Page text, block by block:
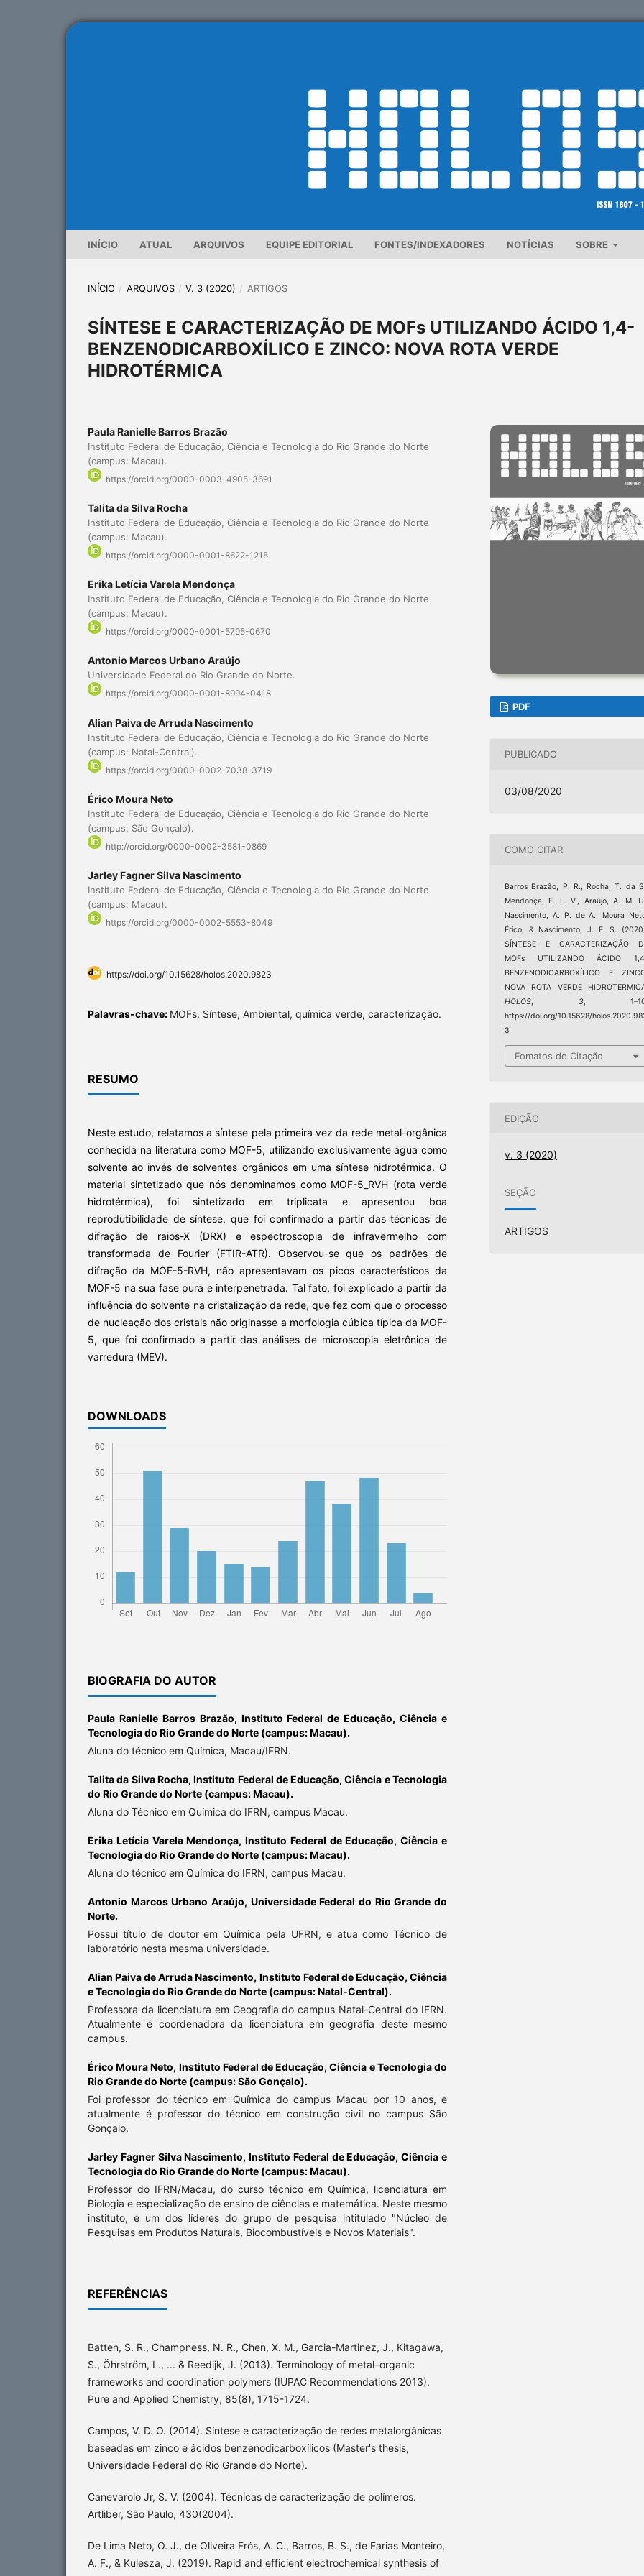
INÍCIO ATUAL ARQUIVOS EQUIPE EDITORIAL FONTES/INDEXADORES NOTÍCIAS SOBRE
INÍCIO / ARQUIVOS / V. 3 (2020) / ARTIGOS
SÍNTESE E CARACTERIZAÇÃO DE MOFs UTILIZANDO ÁCIDO 1,4-
BENZENODICARBOXÍLICO E ZINCO: NOVA ROTA VERDE
HIDROTÉRMICA
Paula Ranielle Barros Brazão
Instituto Federal de Educação, Ciência e Tecnologia do Rio Grande do Norte
(campus: Macau).
https://orcid.org/0000-0003-4905-3691
Talita da Silva Rocha
Instituto Federal de Educação, Ciência e Tecnologia do Rio Grande do Norte
(campus: Macau).
https://orcid.org/0000-0001-8622-1215
Erika Letícia Varela Mendonça
Instituto Federal de Educação, Ciência e Tecnologia do Rio Grande do Norte
(campus: Macau).
https://orcid.org/0000-0001-5795-0670
Antonio Marcos Urbano Araújo
Universidade Federal do Rio Grande do Norte.
https://orcid.org/0000-0001-8994-0418
Alian Paiva de Arruda Nascimento
Instituto Federal de Educação, Ciência e Tecnologia do Rio Grande do Norte
(campus: Natal-Central).
https://orcid.org/0000-0002-7038-3719
Érico Moura Neto
Instituto Federal de Educação, Ciência e Tecnologia do Rio Grande do Norte
(campus: São Gonçalo).
http://orcid.org/0000-0002-3581-0869
Jarley Fagner Silva Nascimento
Instituto Federal de Educação, Ciência e Tecnologia do Rio Grande do Norte
(campus: Macau).
https://orcid.org/0000-0002-5553-8049
https://doi.org/10.15628/holos.2020.9823
Palavras-chave: MOFs, Síntese, Ambiental, química verde, caracterização.
RESUMO
Neste estudo, relatamos a síntese pela primeira vez da rede metal-orgânica
conhecida na literatura como MOF-5, utilizando exclusivamente água como
solvente ao invés de solventes orgânicos em uma síntese hidrotérmica. O
material sintetizado que nós denominamos como MOF-5_RVH (rota verde
hidrotérmica), foi sintetizado em triplicata e apresentou boa
reprodutibilidade de síntese, que foi confirmado a partir das técnicas de
difração de raios-X (DRX) e espectroscopia de infravermelho com
transformada de Fourier (FTIR-ATR). Observou-se que os padrões de
difração da MOF-5-RVH, não apresentavam os picos característicos da
MOF-5 na sua fase pura e interpenetrada. Tal fato, foi explicado a partir da
influência do solvente na cristalização da rede, que fez com que o processo
de nucleação dos cristais não originasse a morfologia cúbica típica da MOF-
5, que foi confirmado a partir das análises de microscopia eletrônica de
varredura (MEV).
DOWNLOADS
BIOGRAFIA DO AUTOR
Paula Ranielle Barros Brazão, Instituto Federal de Educação, Ciência e
Tecnologia do Rio Grande do Norte (campus: Macau).
Aluna do técnico em Química, Macau/IFRN.
Talita da Silva Rocha,Instituto Federal de Educação, Ciência e Tecnologia
do Rio Grande do Norte (campus: Macau).
Aluna do Técnico em Química do IFRN, campus Macau.
Erika Letícia Varela Mendonça,Instituto Federal de Educação, Ciência e
Tecnologia do Rio Grande do Norte (campus: Macau).
Aluna do técnico em Química do IFRN, campus Macau.
Antonio Marcos Urbano Araújo, Universidade Federal do Rio Grande do
Norte.
Possui título de doutor em Química pela UFRN, e atua como Técnico de
laboratório nesta mesma universidade.
Alian Paiva de Arruda Nascimento, Instituto Federal de Educação, Ciência
e Tecnologia do Rio Grande do Norte (campus: Natal-Central).
Professora da licenciatura em Geografia do campus Natal-Central do IFRN.
Atualmente é coordenadora da licenciatura em geografia deste mesmo
campus.
Érico Moura Neto, Instituto Federal de Educação, Ciência e Tecnologia do
Rio Grande do Norte (campus: São Gonçalo).
Foi professor do técnico em Química do campus Macau por 10 anos, e
atualmente é professor do técnico em construção civil no campus São
Gonçalo.
Jarley Fagner Silva Nascimento,Instituto Federal de Educação, Ciência e
Tecnologia do Rio Grande do Norte (campus: Macau).
Professor do IFRN/Macau, do curso técnico em Química, licenciatura em
Biologia e especialização de ensino de ciências e matemática. Neste mesmo
instituto, é um dos líderes do grupo de pesquisa intitulado "Núcleo de
Pesquisas em Produtos Naturais, Biocombustíveis e Novos Materiais".
REFERÊNCIAS
Batten, S. R., Champness, N. R., Chen, X. M., Garcia-Martinez, J., Kitagawa,
S., Öhrström, L., ... & Reedijk, J. (2013). Terminology of metal–organic
frameworks and coordination polymers (IUPAC Recommendations 2013).
Pure and Applied Chemistry, 85(8), 1715-1724.
Campos, V. D. O. (2014). Síntese e caracterização de redes metalorgânicas
baseadas em zinco e ácidos benzenodicarboxílicos (Master's thesis,
Universidade Federal do Rio Grande do Norte).
Canevarolo Jr, S. V. (2004). Técnicas de caracterização de polímeros.
Artliber, São Paulo, 430(2004).
De Lima Neto, O. J., de Oliveira Frós, A. C., Barros, B. S., de Farias Monteiro,
A. F., & Kulesza, J. (2019). Rapid and efficient electrochemical synthesis of
PDF
PUBLICADO
03/08/2020
COMO CITAR
Barros Brazão, P. R., Rocha, T. da
Mendonça, E. L. V., Araújo, A. M.
Nascimento, A. P. de A., Moura
Érico, & Nascimento, J. F. S.
SÍNTESE E CARACTERIZAÇÃO
MOFs UTILIZANDO ÁCIDO
BENZENODICARBOXÍLICO E
NOVA ROTA VERDE
HOLOS
3 ,
https://doi.org/10.15628/
3
Fomatos de Citação
EDIÇÃO
v. 3 (2020)
SEÇÃO
ARTIGOS